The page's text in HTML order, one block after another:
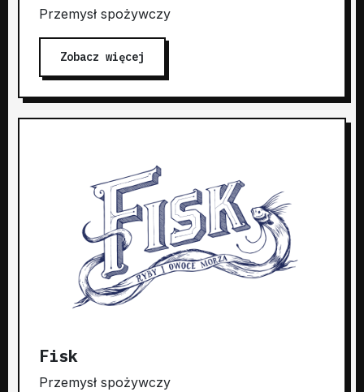
Przemysł spożywczy
Zobacz więcej
Fisk
Przemysł spożywczy